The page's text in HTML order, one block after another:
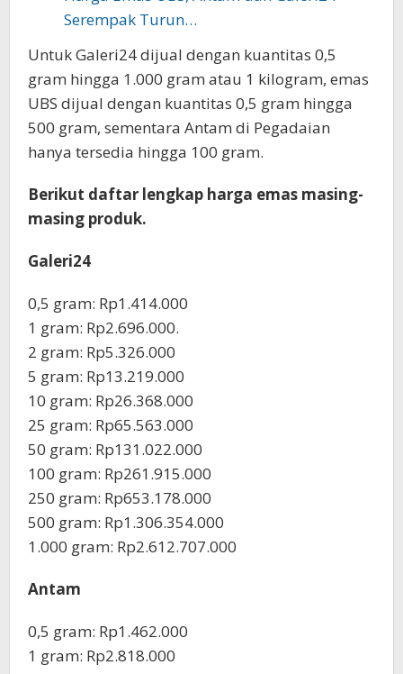
Serempak Turun…
Untuk Galeri24 dijual dengan kuantitas 0,5
gram hingga 1.000 gram atau 1 kilogram, emas
UBS dijual dengan kuantitas 0,5 gram hingga
500 gram, sementara Antam di Pegadaian
hanya tersedia hingga 100 gram.
Berikut daftar lengkap harga emas masing-
masing produk.
Galeri24
0,5 gram: Rp1.414.000
1 gram: Rp2.696.000.
‎2 gram: Rp5.326.000
‎5 gram: Rp13.219.000
‎10 gram: Rp26.368.000
‎25 gram: Rp65.563.000
‎50 gram: Rp131.022.000
‎100 gram: Rp261.915.000
‎250 gram: Rp653.178.000
‎500 gram: Rp1.306.354.000
‎1.000 gram: Rp2.612.707.000
Antam
0,5 gram: Rp1.462.000
‎1 gram: Rp2.818.000